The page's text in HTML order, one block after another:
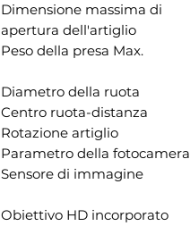
Dimensione massima di
apertura dell'artiglio
Peso della presa Max.
Diametro della ruota
Centro ruota-distanza
Rotazione artiglio
Parametro della fotocamera
Sensore di immagine
Obiettivo HD incorporato